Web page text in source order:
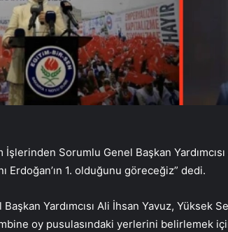
Sorumlu Genel Başkan Yardımcısı
Erdoğan’ın 1. olduğunu göreceğiz” dedi.
Yardımcısı Ali İhsan Yavuz, Yüksek
oy pusulasındaki yerlerini belirlemek